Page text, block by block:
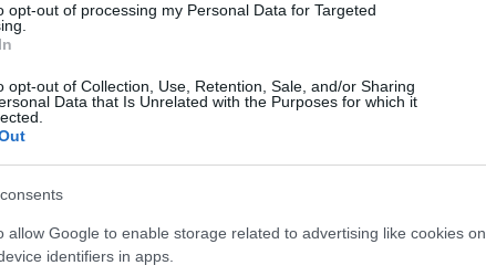
opt-out of processing my Personal Data for Targeted
opt-out of Collection, Use, Retention, Sale, and/or Sharing
Data that Is Unrelated with the Purposes for which it
allow Google to enable storage related to advertising like cookies on
identifiers in apps.